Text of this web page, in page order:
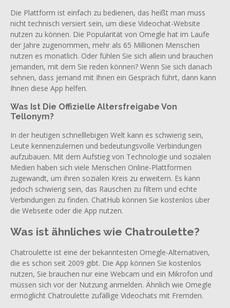
Die Plattform ist einfach zu bedienen, das heißt man muss
nicht technisch versiert sein, um diese Videochat-Website
nutzen zu können. Die Popularität von Omegle hat im Laufe
der Jahre zugenommen, mehr als 65 Millionen Menschen
nutzen es monatlich. Oder fühlen Sie sich allein und brauchen
jemanden, mit dem Sie reden können? Wenn Sie sich danach
sehnen, dass jemand mit Ihnen ein Gespräch führt, dann kann
Ihnen diese App helfen.
Was Ist Die Offizielle Altersfreigabe Von
Tellonym?
In der heutigen schnelllebigen Welt kann es schwierig sein,
Leute kennenzulernen und bedeutungsvolle Verbindungen
aufzubauen. Mit dem Aufstieg von Technologie und sozialen
Medien haben sich viele Menschen Online-Plattformen
zugewandt, um ihren sozialen Kreis zu erweitern. Es kann
jedoch schwierig sein, das Rauschen zu filtern und echte
Verbindungen zu finden. ChatHub können Sie kostenlos über
die Webseite oder die App nutzen.
Was ist ähnliches wie Chatroulette?
Chatroulette ist eine der bekanntesten Omegle-Alternativen,
die es schon seit 2009 gibt. Die App können Sie kostenlos
nutzen, Sie brauchen nur eine Webcam und ein Mikrofon und
müssen sich vor der Nutzung anmelden. Ähnlich wie Omegle
ermöglicht Chatroulette zufällige Videochats mit Fremden.